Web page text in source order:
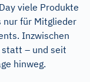
viele Produkte
nur für Mitglieder
Inzwischen
– und seit
hinweg.